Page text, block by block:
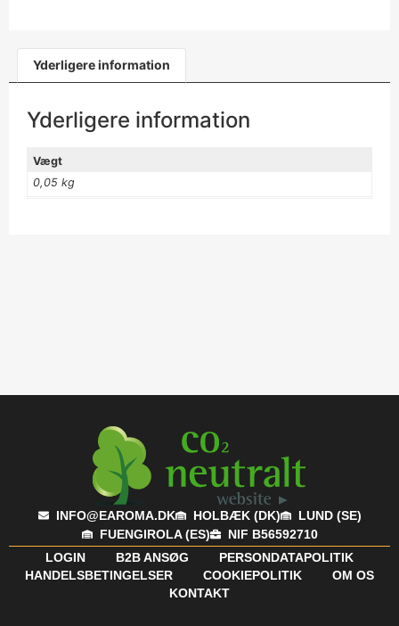
Yderligere information
Yderligere information
Vægt
0,05 kg
INFO@EAROMA.DK HOLBÆK (DK)
LUND (SE)
FUENGIROLA (ES)
NIF B56592710
LOGIN
B2B ANSØG
PERSONDATAPOLITIK
HANDELSBETINGELSER
COOKIEPOLITIK
OM OS
KONTAKT